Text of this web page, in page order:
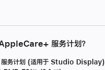
服务计划？
务计划 (适用于 Studio Display)